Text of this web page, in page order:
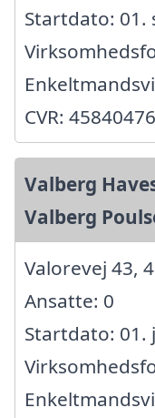
Startdato: 01.
CVR: 45840476
Valberg
Valberg
Valorevej 43,
Ansatte: 0
Startdato: 01.